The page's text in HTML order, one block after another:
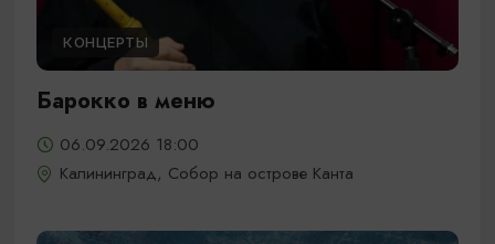
КОНЦЕРТЫ
Барокко в меню
06.09.2026 18:00
Калининград, Собор на острове Канта